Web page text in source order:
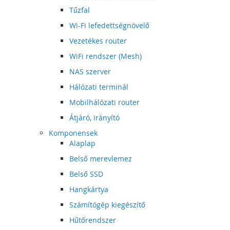
Tűzfal
Wi-Fi lefedettségnövelő
Vezetékes router
WiFi rendszer (Mesh)
NAS szerver
Hálózati terminál
Mobilhálózati router
Átjáró, irányító
Komponensek
Alaplap
Belső merevlemez
Belső SSD
Hangkártya
Számítógép kiegészítő
Hűtőrendszer